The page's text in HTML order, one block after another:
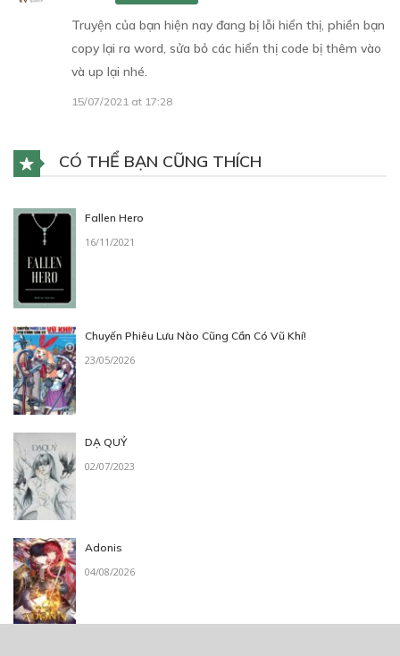
Truyện của bạn hiện nay đang bị lỗi hiển thị, phiền bạn
copy lại ra word, sửa bỏ các hiển thị code bị thêm vào
và up lại nhé.
15/07/2021 at 17:28
CÓ THỂ BẠN CŨNG THÍCH
Fallen Hero
16/11/2021
Chuyến Phiêu Lưu Nào Cũng Cần Có Vũ Khí!
23/05/2026
DẠ QUỶ
02/07/2023
Adonis
04/08/2026